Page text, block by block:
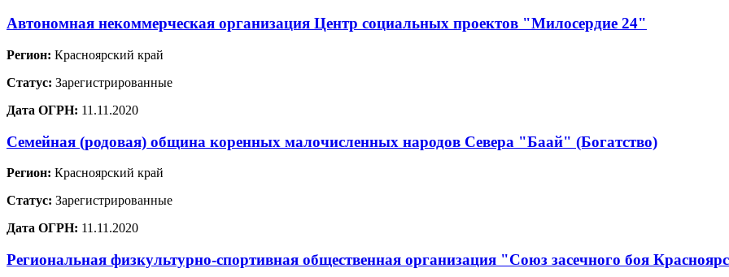
Автономная некоммерческая организация Центр социальных проектов "Милосердие 24"
Регион: Красноярский край
Статус: Зарегистрированные
Дата ОГРН: 11.11.2020
Семейная (родовая) община коренных малочисленных народов Севера "Баай" (Богатство)
Регион: Красноярский край
Статус: Зарегистрированные
Дата ОГРН: 11.11.2020
Региональная физкультурно-спортивная общественная организация "Союз засечного боя